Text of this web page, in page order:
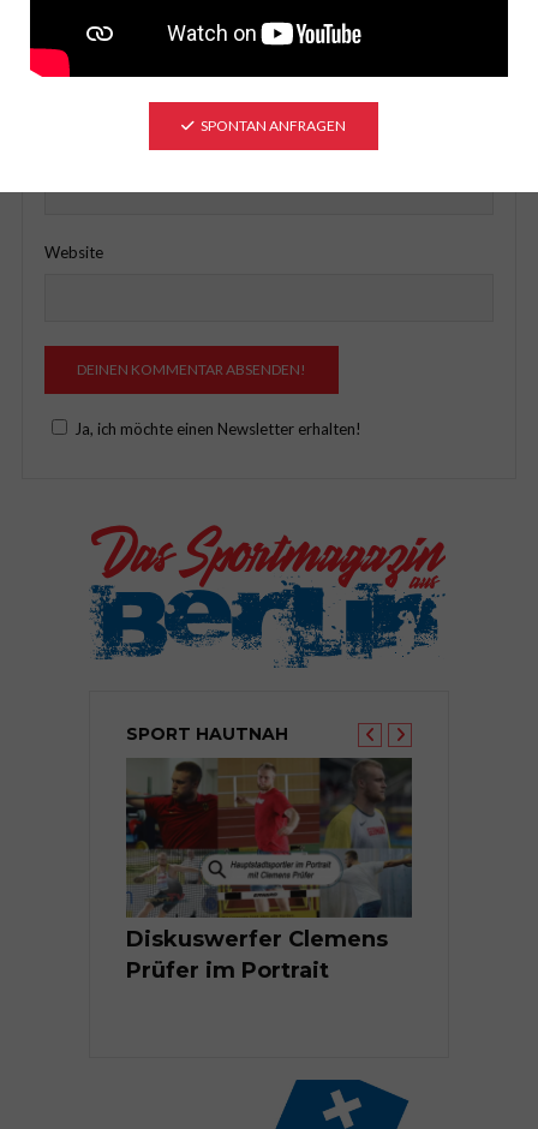
Name*
Website
Ja, ich möchte einen Newsletter erhalten!
SPORT HAUTNAH
Diskuswerfer Clemens
Prüfer im Portrait
SPONTAN ANFRAGEN